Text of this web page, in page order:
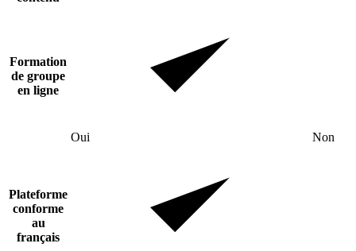
Formation
de groupe
en ligne
Oui Non
Plateforme
conforme
au
français